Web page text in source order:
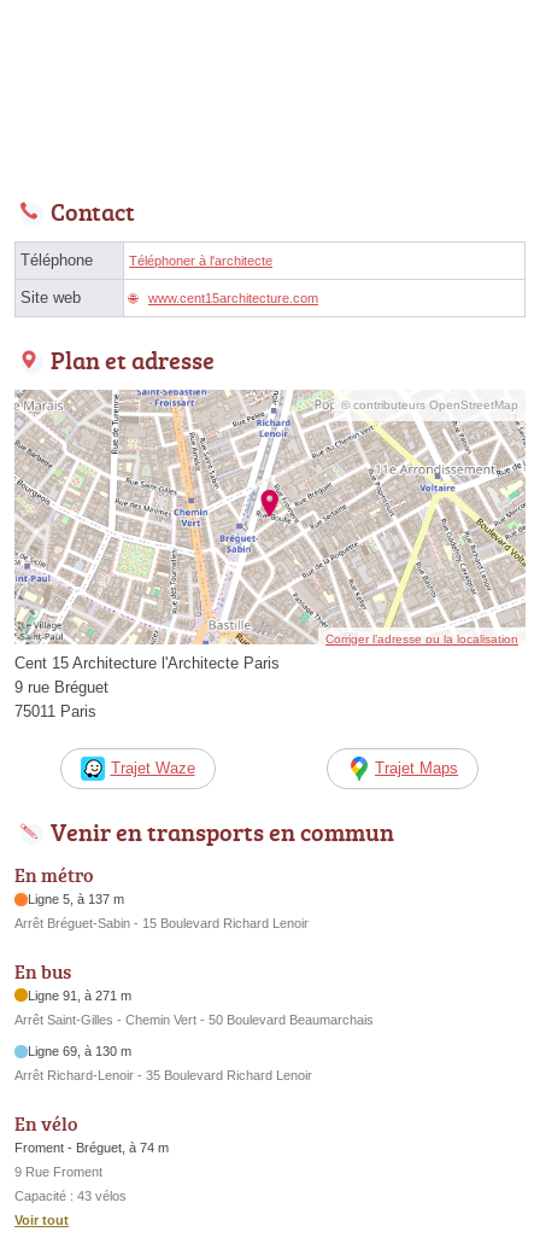
Contact
Téléphone Téléphoner à l'architecte
Site web www.cent15architecture.com
Plan et adresse
© contributeurs OpenStreetMap
Corriger l’adresse ou la localisation
Cent 15 Architecture l'Architecte Paris
9 rue Bréguet
75011 Paris
Trajet Waze Trajet Maps
Venir en transports en commun
En métro
Ligne 5, à 137 m
Arrêt Bréguet-Sabin - 15 Boulevard Richard Lenoir
En bus
Ligne 91, à 271 m
Arrêt Saint-Gilles - Chemin Vert - 50 Boulevard Beaumarchais
Ligne 69, à 130 m
Arrêt Richard-Lenoir - 35 Boulevard Richard Lenoir
En vélo
Froment - Bréguet, à 74 m
9 Rue Froment
Capacité : 43 vélos
Voir tout